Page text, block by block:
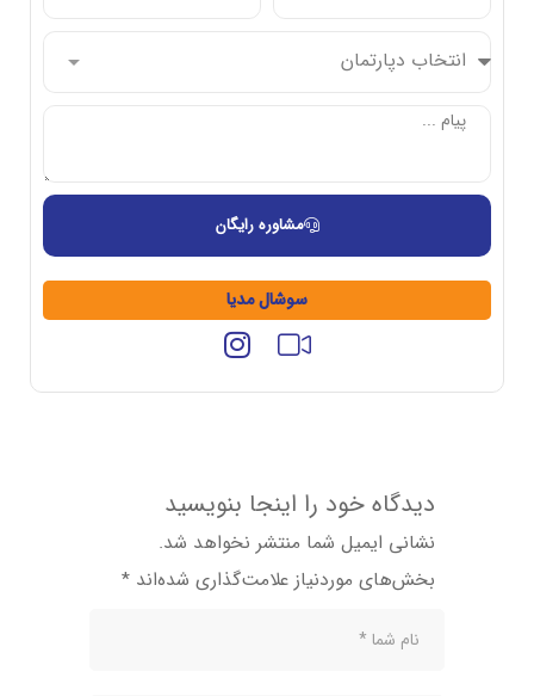
مشاوره رایگان
سوشال مدیا
دیدگاه خود را اینجا بنویسید
نشانی ایمیل شما منتشر نخواهد شد.
بخش‌های موردنیاز علامت‌گذاری شده‌اند *